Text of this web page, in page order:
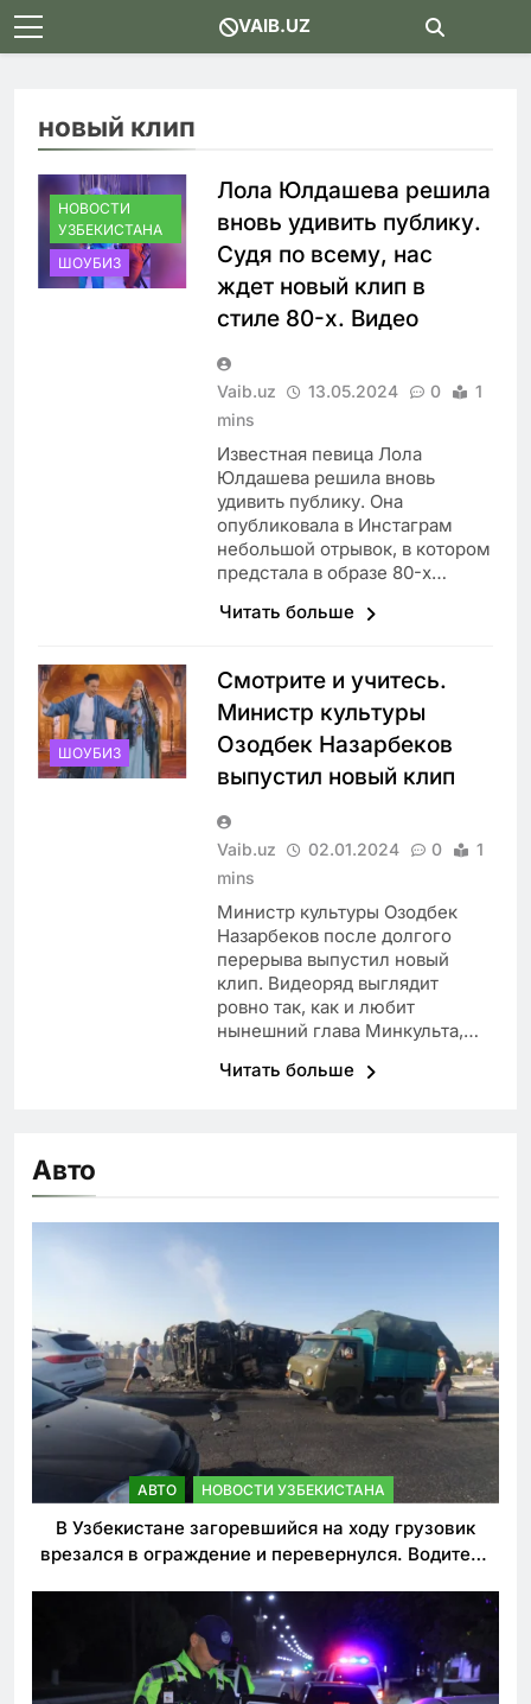
Skip
to
VAIB.UZ
новый клип
НОВОСТИ
УЗБЕКИСТАНА
ШОУБИЗ
Лола Юлдашева решила
вновь удивить публику.
Судя по всему, нас
ждет новый клип в
стиле 80-х. Видео
Vaib.uz 13.05.2024 0
1
mins
Известная певица Лола
Юлдашева решила вновь
удивить публику. Она
опубликовала в Инстаграм
небольшой отрывок, в котором
предстала в образе 80-х…
Читать больше
ШОУБИЗ
Смотрите и учитесь.
Министр культуры
Озодбек Назарбеков
выпустил новый клип
Vaib.uz 02.01.2024 0
1
mins
Министр культуры Озодбек
Назарбеков после долгого
перерыва выпустил новый
клип. Видеоряд выглядит
ровно так, как и любит
нынешний глава Минкульта,…
Читать больше
Авто
АВТО НОВОСТИ УЗБЕКИСТАНА
В Узбекистане загоревшийся на ходу грузовик
врезался в ограждение и перевернулся. Водитель